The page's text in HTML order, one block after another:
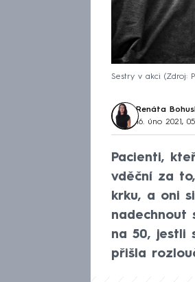
Sestry v akci Zdroj:
Renáta
16. úno 2021,
Pacienti,
vděční za
krku, a oni
nadechnout
na 50, jestli
přišla